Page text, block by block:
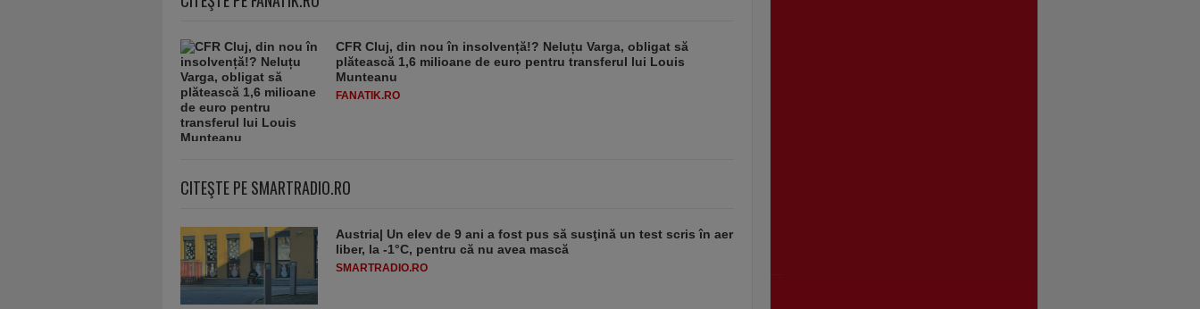
CFR Cluj, din nou în insolvență!? Neluțu Varga, obligat să
plătească 1,6 milioane de euro pentru transferul lui Louis
Munteanu
FANATIK.RO
CITEŞTE PE SMARTRADIO.RO
Austria| Un elev de 9 ani a fost pus să susţină un test scris în aer
liber, la -1°C, pentru că nu avea mască
SMARTRADIO.RO